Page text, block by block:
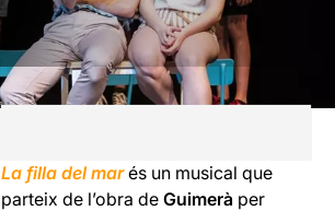
La filla del marés un musical que
parteix de l’obra deGuimerà per